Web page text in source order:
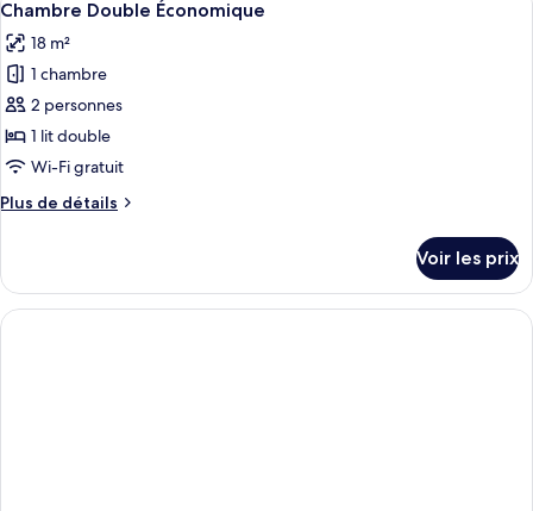
de
Chambre
Double
Supérieure
toutes
les
photos
pour
ce
type
chambre :
Économique
4
Chambre Double Économique
18 m²
1 chambre
2 personnes
1 lit double
Wi-Fi gratuit
Plus de détails
Plus
le
type
de
Voir les prix